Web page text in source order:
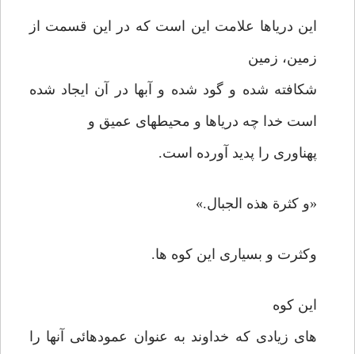
این دریاها علامت این است که در این قسمت از
زمین، زمین
شکافته شده و گود شده و آبها در آن ایجاد شده
است خدا چه دریاها و محیطهای عمیق و
پهناوری را پدید آورده است.
«و کثرة هذه الجبال.»
وکثرت و بسیاری این کوه ها.
این کوه
های زیادی که خداوند به عنوان عمودهائی آنها را